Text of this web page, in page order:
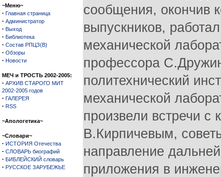
~Меню~
· Главная страница
· Администратор
· Выход
· Библиотека
· Состав РПЦЗ(В)
· Обзоры
· Новости
МЕЧ и ТРОСТЬ 2002-2005:
· АРХИВ СТАРОГО МИТ
2002-2005 годов
· ГАЛЕРЕЯ
· RSS
~Апологетика~
~Словари~
· ИСТОРИЯ Отечества
· СЛОВАРЬ биографий
· БИБЛЕЙСКИЙ словарь
· РУССКОЕ ЗАРУБЕЖЬЕ
сообщения, окончив
выпускников,
механической
профессора
политехнический
механической
произвели встречи
В.Кирпичевым,
направление
приложения в